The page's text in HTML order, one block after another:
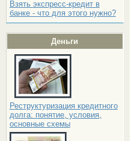
Взять экспресс-кредит в
банке - что для этого нужно?
Деньги
Реструктуризация кредитного
долга: понятие, условия,
основные схемы